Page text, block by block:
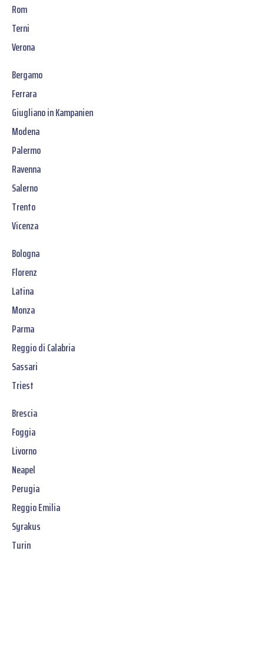
Rom
Terni
Verona
Bergamo
Ferrara
Giugliano in Kampanien
Modena
Palermo
Ravenna
Salerno
Trento
Vicenza
Bologna
Florenz
Latina
Monza
Parma
Reggio di Calabria
Sassari
Triest
Brescia
Foggia
Livorno
Neapel
Perugia
Reggio Emilia
Syrakus
Turin